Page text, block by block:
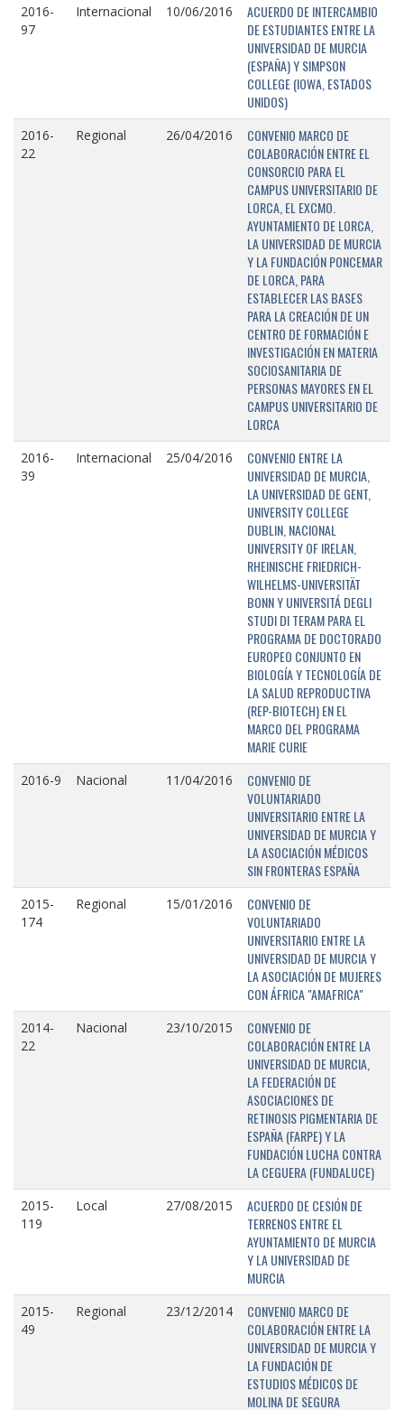
2016-
97
Internacional 10/06/2016
ACUERDO DE INTERCAMBIO
DE ESTUDIANTES ENTRE LA
UNIVERSIDAD DE MURCIA
(ESPAÑA) Y SIMPSON
COLLEGE (IOWA, ESTADOS
UNIDOS)
2016-
22
Regional 26/04/2016
CONVENIO MARCO DE
COLABORACIÓN ENTRE EL
CONSORCIO PARA EL
CAMPUS UNIVERSITARIO DE
LORCA, EL EXCMO.
AYUNTAMIENTO DE LORCA,
LA UNIVERSIDAD DE MURCIA
Y LA FUNDACIÓN PONCEMAR
DE LORCA, PARA
ESTABLECER LAS BASES
PARA LA CREACIÓN DE UN
CENTRO DE FORMACIÓN E
INVESTIGACIÓN EN MATERIA
SOCIOSANITARIA DE
PERSONAS MAYORES EN EL
CAMPUS UNIVERSITARIO DE
LORCA
2016-
39
Internacional 25/04/2016
CONVENIO ENTRE LA
UNIVERSIDAD DE MURCIA,
LA UNIVERSIDAD DE GENT,
UNIVERSITY COLLEGE
DUBLIN, NACIONAL
UNIVERSITY OF IRELAN,
RHEINISCHE FRIEDRICH-
WILHELMS-UNIVERSITÄT
BONN Y UNIVERSITÁ DEGLI
STUDI DI TERAM PARA EL
PROGRAMA DE DOCTORADO
EUROPEO CONJUNTO EN
BIOLOGÍA Y TECNOLOGÍA DE
LA SALUD REPRODUCTIVA
(REP-BIOTECH) EN EL
MARCO DEL PROGRAMA
MARIE CURIE
2016-9 Nacional 11/04/2016
CONVENIO DE
VOLUNTARIADO
UNIVERSITARIO ENTRE LA
UNIVERSIDAD DE MURCIA Y
LA ASOCIACIÓN MÉDICOS
SIN FRONTERAS ESPAÑA
2015-
174
Regional 15/01/2016
CONVENIO DE
VOLUNTARIADO
UNIVERSITARIO ENTRE LA
UNIVERSIDAD DE MURCIA Y
LA ASOCIACIÓN DE MUJERES
CON ÁFRICA "AMAFRICA"
2014-
22
Nacional 23/10/2015
CONVENIO DE
COLABORACIÓN ENTRE LA
UNIVERSIDAD DE MURCIA,
LA FEDERACIÓN DE
ASOCIACIONES DE
RETINOSIS PIGMENTARIA DE
ESPAÑA (FARPE) Y LA
FUNDACIÓN LUCHA CONTRA
LA CEGUERA (FUNDALUCE)
2015-
119
Local 27/08/2015
ACUERDO DE CESIÓN DE
TERRENOS ENTRE EL
AYUNTAMIENTO DE MURCIA
Y LA UNIVERSIDAD DE
MURCIA
2015-
49
Regional 23/12/2014
CONVENIO MARCO DE
COLABORACIÓN ENTRE LA
UNIVERSIDAD DE MURCIA Y
LA FUNDACIÓN DE
ESTUDIOS MÉDICOS DE
MOLINA DE SEGURA